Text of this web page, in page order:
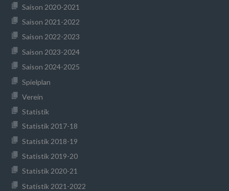
Saison 2020-2021
Saison 2021-2022
Saison 2022-2023
Saison 2023-2024
Saison 2024-2025
Spielplan
Verein
Statistik
Statistik 2017-18
Statistik 2018-19
Statistik 2019-20
Statistik 2020-21
Statistik 2021-2022